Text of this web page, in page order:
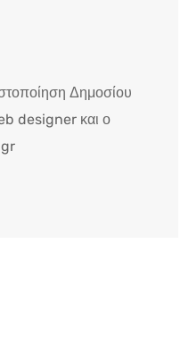
Δημοσίου
designer και ο